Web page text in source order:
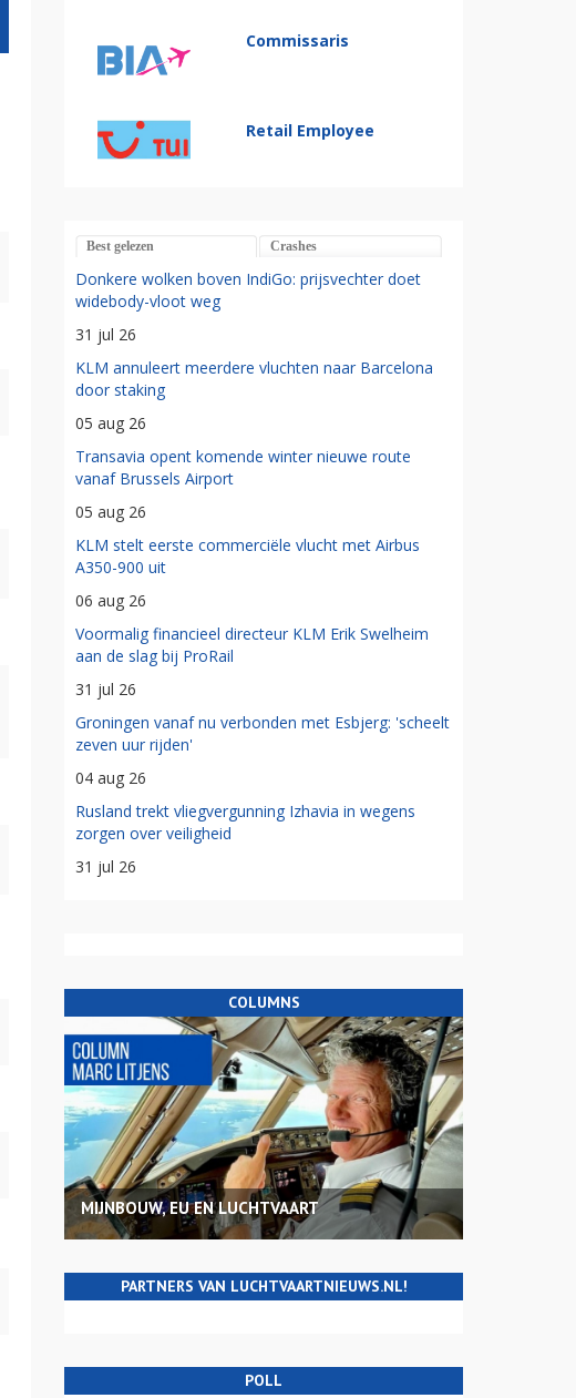
Commissaris
Retail Employee
Best gelezen Crashes
Donkere wolken boven IndiGo: prijsvechter doet
widebody-vloot weg
31 jul 26
KLM annuleert meerdere vluchten naar Barcelona
door staking
05 aug 26
Transavia opent komende winter nieuwe route
vanaf Brussels Airport
05 aug 26
KLM stelt eerste commerciële vlucht met Airbus
A350-900 uit
06 aug 26
Voormalig financieel directeur KLM Erik Swelheim
aan de slag bij ProRail
31 jul 26
Groningen vanaf nu verbonden met Esbjerg: 'scheelt
zeven uur rijden'
04 aug 26
Rusland trekt vliegvergunning Izhavia in wegens
zorgen over veiligheid
31 jul 26
COLUMNS
MIJNBOUW, EU EN LUCHTVAART
PARTNERS VAN LUCHTVAARTNIEUWS.NL!
POLL